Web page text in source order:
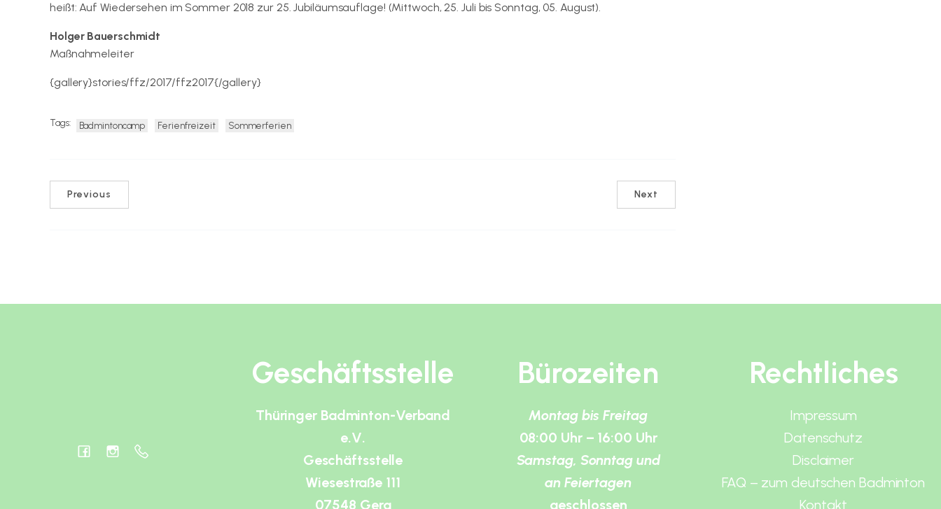
heißt: Auf Wiedersehen im Sommer 2018 zur 25. Jubiläumsauflage! (Mittwoch, 25. Juli bis Sonntag, 05. August).
Holger Bauerschmidt
Maßnahmeleiter
{gallery}stories/ffz/2017/ffz2017{/gallery}
Tags: Badmintoncamp Ferienfreizeit Sommerferien
Previous Next
Geschäftsstelle
Thüringer Badminton-Verband
e.V.
Geschäftsstelle
Wiesestraße 111
07548 Gera
Bürozeiten
Montag bis Freitag
08:00 Uhr – 16:00 Uhr
Samstag, Sonntag und
an Feiertagen
geschlossen
Rechtliches
Impressum
Datenschutz
Disclaimer
FAQ – zum deutschen Badminton
Kontakt